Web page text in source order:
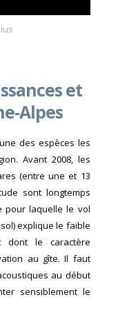
et
Alpes
des espèces les
Avant 2008, les
(entre une et 13
sont longtemps
pour laquelle le vol
explique le faible
le caractère
au gîte. Il faut
au début
sensiblement le